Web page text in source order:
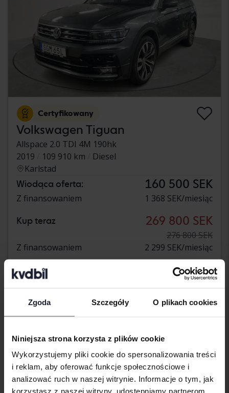
Zgoda Szczegóły O plikach cookies
Niniejsza strona korzysta z plików cookie
Wykorzystujemy pliki cookie do spersonalizowania treści
i reklam, aby oferować funkcje społecznościowe i
analizować ruch w naszej witrynie. Informacje o tym, jak
korzystasz z naszej witryny, udostępniamy partnerom
Certyfikowany
Volkswagen Tiguan
Allspace 2.0 TDI 4M 190hk
2019
109 910 km
Diesel
Karlstad
Wiodąca oferta: 160 500 SEK
Z finansowaniem 1 368 SEK/miesiąc
Kup teraz 269 800 SEK
276 800 SEK
Z finansowaniem
2 299 SEK/miesiąc
Obniżona cena